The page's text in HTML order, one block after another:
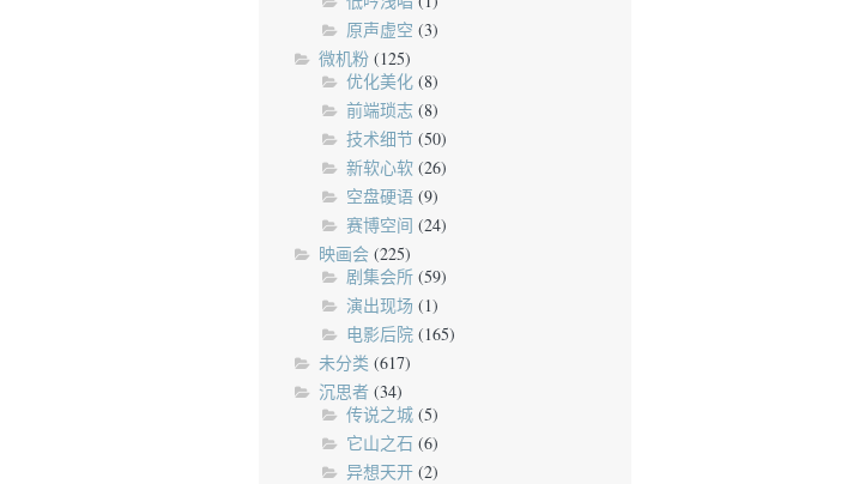
原声虚空 (3)
微机粉(125)
优化美化(8)
前端琐志(8)
技术细节(50)
新软心软(26)
空盘硬语(9)
赛博空间 (24)
映画会(225)
剧集会所(59)
演出现场 (1)
电影后院(165)
未分类 (617)
沉思者(34)
传说之城(5)
它山之石 (6)
异想天开(2)